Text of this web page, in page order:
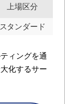
上場区分
スタンダード
ィングを通
化するサー